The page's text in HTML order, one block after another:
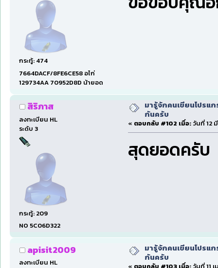
กระทู้: 474
7664DACF/8FE6CE58 อไก่
129734AA 70952D8D น้ายอด
สิริภาส
ลงทะเบียน HL
ระดับ 3
กระทู้: 209
NO 5C06D322
มารู้จักคนเขียนโปรแก
กันครับ
« ตอบกลับ #102 เมื่อ: วันที่ 12
สุดยอดครับ
apisit2009
ลงทะเบียน HL
มารู้จักคนเขียนโปรแก
กันครับ